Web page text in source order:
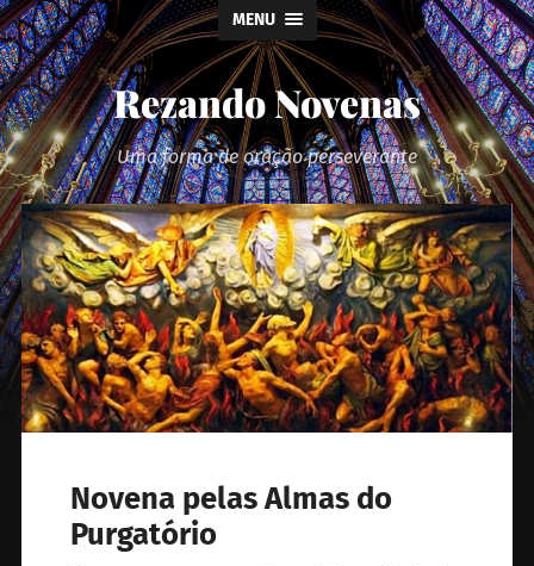
MENU
Rezando Novenas
Uma forma de oração perseverante
Novena pelas Almas do
Purgatório